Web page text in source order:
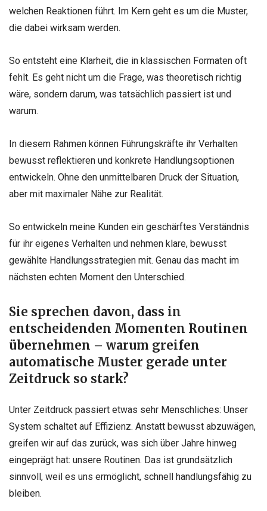
welchen Reaktionen führt. Im Kern geht es um die Muster,
die dabei wirksam werden.
So entsteht eine Klarheit, die in klassischen Formaten oft
fehlt. Es geht nicht um die Frage, was theoretisch richtig
wäre, sondern darum, was tatsächlich passiert ist und
warum.
In diesem Rahmen können Führungskräfte ihr Verhalten
bewusst reflektieren und konkrete Handlungsoptionen
entwickeln. Ohne den unmittelbaren Druck der Situation,
aber mit maximaler Nähe zur Realität.
So entwickeln meine Kunden ein geschärftes Verständnis
für ihr eigenes Verhalten und nehmen klare, bewusst
gewählte Handlungsstrategien mit. Genau das macht im
nächsten echten Moment den Unterschied.
Sie sprechen davon, dass in
entscheidenden Momenten Routinen
übernehmen – warum greifen
automatische Muster gerade unter
Zeitdruck so stark?
Unter Zeitdruck passiert etwas sehr Menschliches: Unser
System schaltet auf Effizienz. Anstatt bewusst abzuwägen,
greifen wir auf das zurück, was sich über Jahre hinweg
eingeprägt hat: unsere Routinen. Das ist grundsätzlich
sinnvoll, weil es uns ermöglicht, schnell handlungsfähig zu
bleiben.